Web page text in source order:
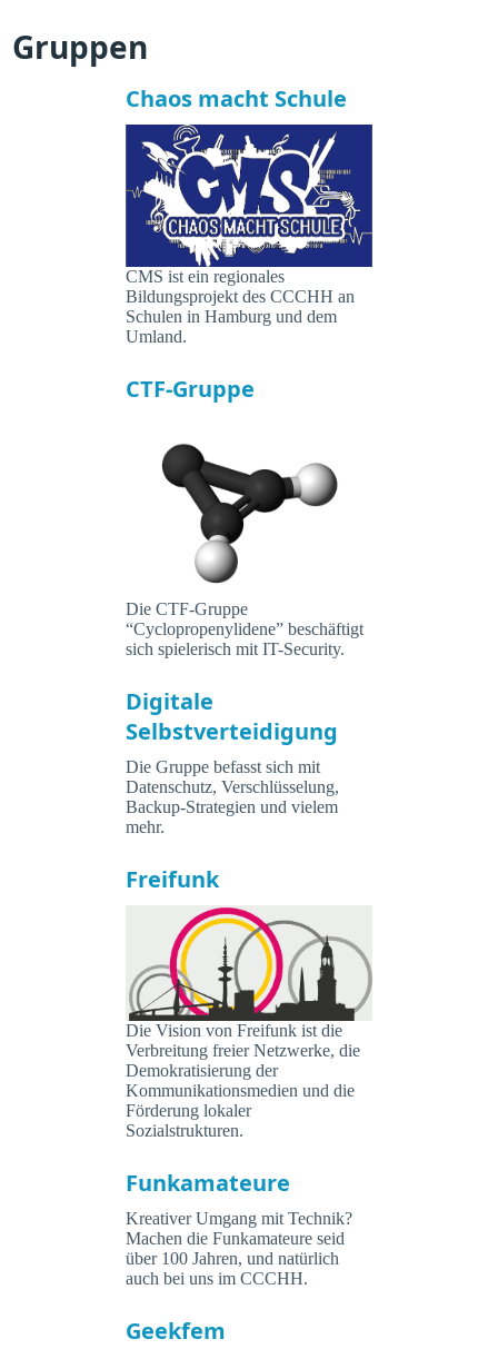
Gruppen
Chaos macht Schule
CMS ist ein regionales
Bildungsprojekt des CCCHH an
Schulen in Hamburg und dem
Umland.
CTF-Gruppe
Die CTF-Gruppe
“Cyclopropenylidene” beschäftigt
sich spielerisch mit IT-Security.
Digitale
Selbstverteidigung
Die Gruppe befasst sich mit
Datenschutz, Verschlüsselung,
Backup-Strategien und vielem
mehr.
Freifunk
Die Vision von Freifunk ist die
Verbreitung freier Netzwerke, die
Demokratisierung der
Kommunikationsmedien und die
Förderung lokaler
Sozialstrukturen.
Funkamateure
Kreativer Umgang mit Technik?
Machen die Funkamateure seid
über 100 Jahren, und natürlich
auch bei uns im CCCHH.
Geekfem